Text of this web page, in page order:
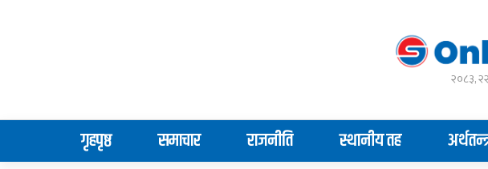
२०८३,
गृहपृष्ठ समाचार राजनीति स्थानीय तह